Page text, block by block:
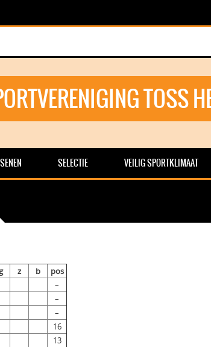
TOSS
SELECTIE VEILIG SPORTKLIMAAT
z b
pos
–
–
–
16
13